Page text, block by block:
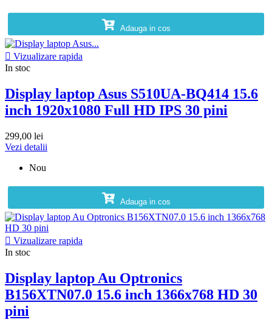
Adauga in cos
 Vizualizare rapida
In stoc
Display laptop Asus S510UA-BQ414 15.6
inch 1920x1080 Full HD IPS 30 pini
299,00 lei
Vezi detalii
Nou
Adauga in cos
 Vizualizare rapida
In stoc
Display laptop Au Optronics
B156XTN07.0 15.6 inch 1366x768 HD 30
pini